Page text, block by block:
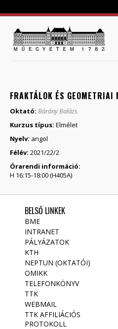
FRAKTÁLOK ÉS
Oktató: Bárány Balázs
Kurzus típus: Elmélet
Nyelv: angol
Félév: 2021/22/2
Órarendi információ:
H 16:15-18:00 (H405A)
BELSŐ LINKEK
BME
INTRANET
PÁLYÁZATOK
KTH
NEPTUN (OKTATÓI)
OMIKK
TELEFONKÖNYV
TTK
WEBMAIL
TTK AFFILIÁCIÓS
PROTOKOLL